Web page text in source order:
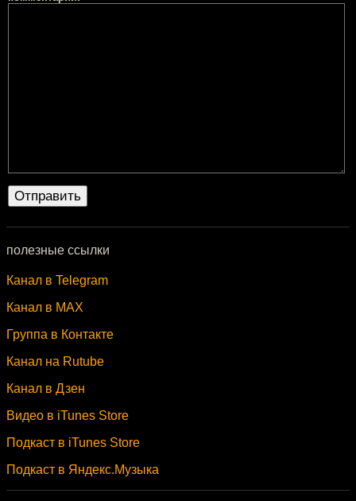
полезные ссылки
Канал в Telegram
Канал в MAX
Группа в Контакте
Канал на Rutube
Канал в Дзен
Видео в iTunes Store
Подкаст в iTunes Store
Подкаст в Яндекс.Музыка